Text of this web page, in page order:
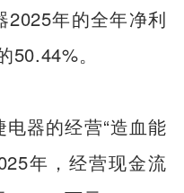
2025年的全年净利
。
器的经营“造血能
年，经营现金流